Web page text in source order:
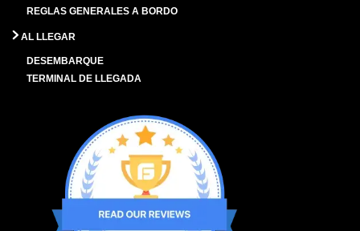
REGLAS GENERALES A BORDO
AL LLEGAR
DESEMBARQUE
TERMINAL DE LLEGADA